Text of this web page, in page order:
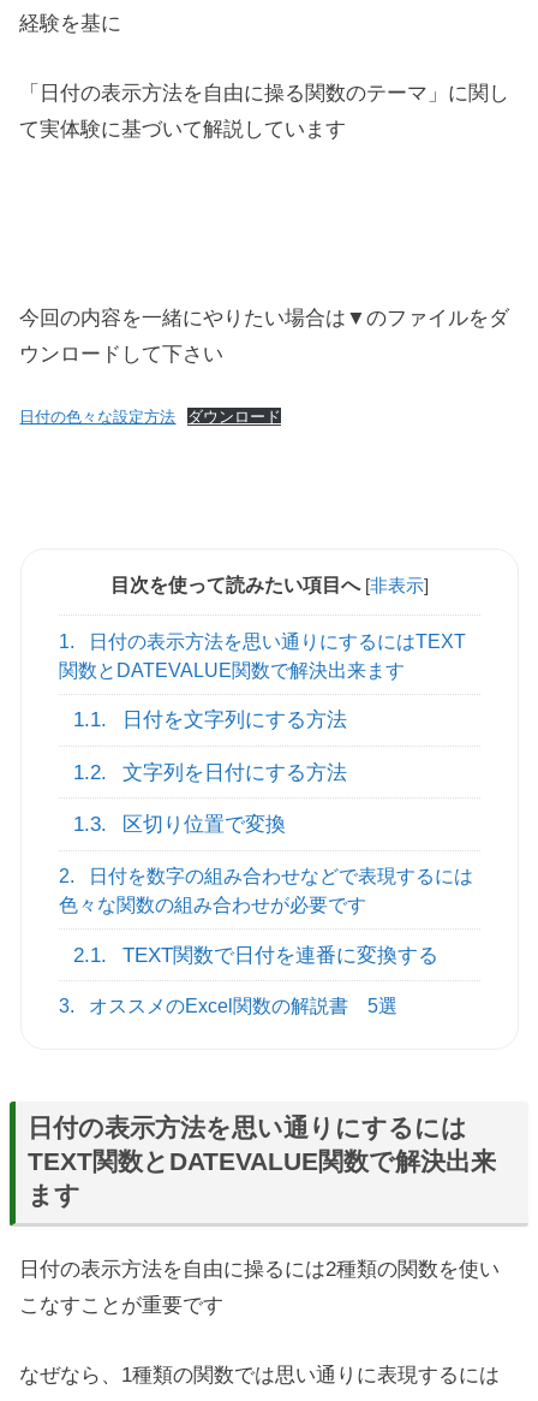
経験を基に
「日付の表示方法を自由に操る関数のテーマ」に関し
て実体験に基づいて解説しています
今回の内容を一緒にやりたい場合は▼のファイルをダ
ウンロードして下さい
日付の色々な設定方法 ダウンロード
目次を使って読みたい項目へ [非表示]
1.
日付の表示方法を思い通りにするにはTEXT
関数とDATEVALUE関数で解決出来ます
1.1. 日付を文字列にする方法
1.2. 文字列を日付にする方法
1.3. 区切り位置で変換
2.
日付を数字の組み合わせなどで表現するには
色々な関数の組み合わせが必要です
2.1. TEXT関数で日付を連番に変換する
3. オススメのExcel関数の解説書 5選
日付の表示方法を思い通りにするには
TEXT関数とDATEVALUE関数で解決出来
ます
日付の表示方法を自由に操るには2種類の関数を使い
こなすことが重要です
なぜなら、1種類の関数では思い通りに表現するには